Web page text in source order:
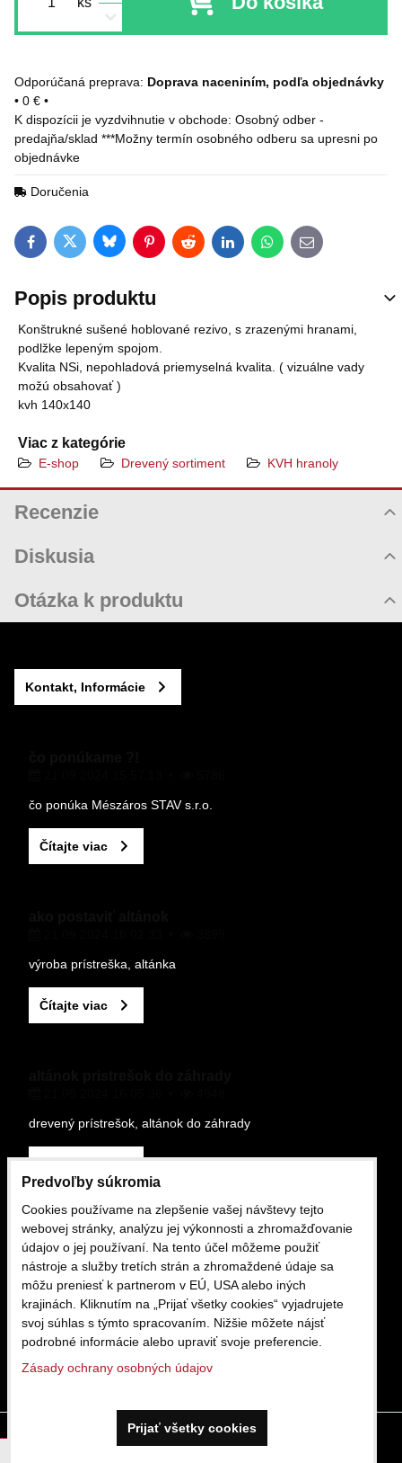
Doprava naceniním, podľa objednávky
• 0 € •
Osobný odber -
predajňa/sklad ***Možny termín osobného odberu sa upresni po
objednávke
Doručenia
FacebookTwitterBlueskyPinterestRedditLinkedInWhatsApp
E-mail
Popis produktu
Konštrukné sušené hoblované rezivo, s zrazenými hranami,
podlžke lepeným spojom.
Kvalita NSi, nepohladová priemyselná kvalita. ( vizuálne vady
možú obsahovať )
kvh 140x140
Viac z kategórie
E-shop Drevený sortiment KVH hranoly
Recenzie
Diskusia
Zatiaľ nie sú žiadne komentáre! Buďte prvý!
Otázka k produktu
Kontakt, Informácie
čo ponúka Mészáros STAV s.r.o.
Čítajte viac
výroba prístreška, altánka
Čítajte viac
drevený prístrešok, altánok do záhrady
OBCHODNÉ PODMIENKY
Obchodne podmienky
16.02.2025 12:13.29 1429
Čítajte viac
Zásady ochrany osobných údajov
Predvoľby súkromia
Cookies používame na zlepšenie vašej návštevy tejto
webovej stránky, analýzu jej výkonnosti a zhromažďovanie
údajov o jej používaní. Na tento účel môžeme použiť
nástroje a služby tretích strán a zhromaždené údaje sa
môžu preniesť k partnerom v EÚ, USA alebo iných
krajinách. Kliknutím na „Prijať všetky cookies“ vyjadrujete
svoj súhlas s týmto spracovaním. Nižšie môžete nájsť
podrobné informácie alebo upraviť svoje preferencie.
Zásady ochrany osobných údajov
Prijať všetky cookies